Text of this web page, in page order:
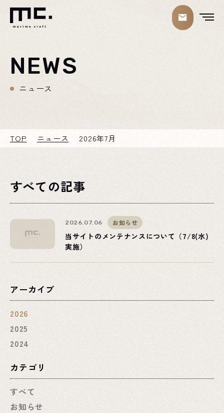
NEWS
ニュース
TOP ニュース 2026年7月
すべての記事
2026.07.06 お知らせ
当サイトのメンテナンスについて（7/8(水)
実施）
アーカイブ
2026
2025
2024
カテゴリ
すべて
お知らせ